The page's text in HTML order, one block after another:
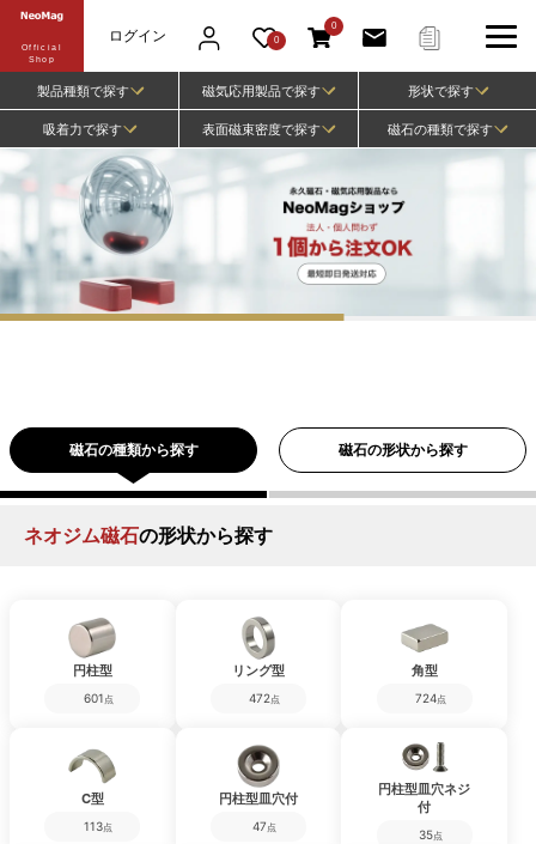
Official
Shop
ログイン 0
0
製品種類で探す 磁気応用製品で探す
形状で探す
吸着力で探す
表面磁束密度で探す 磁石の種類で探す
磁石の種類から探す 磁石の形状から探す
ネオジム磁石の形状から探す
円柱型
601 点
リング型
472点
角型
724点
C型
113点
円柱型皿穴付
47 点
円柱型皿穴ネジ
付
35点